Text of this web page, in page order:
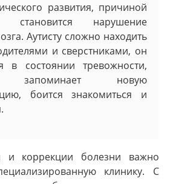
развития, причиной
становится нарушение
Аутисту сложно находить
и сверстниками, он
в состоянии тревожности,
запоминает новую
боится знакомиться и
и коррекции болезни важно
клинику. С